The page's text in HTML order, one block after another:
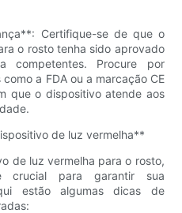
Certifique-se de que o
o rosto tenha sido aprovado
competentes. Procure por
a FDA ou a marcação CE
que o dispositivo atende aos
de luz vermelha**
de luz vermelha para o rosto,
crucial para garantir sua
estão algumas dicas de